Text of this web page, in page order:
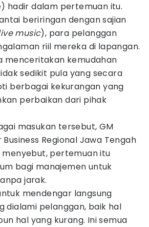
hadir dalam pertemuan itu.
beriringan dengan sajian
music), para pelanggan
riil mereka di lapangan.
menceritakan kemudahan
sedikit pula yang secara
berbagai kekurangan yang
perbaikan dari pihak
masukan tersebut, GM
Regional Jawa Tengah
menyebut, pertemuan itu
bagi manajemen untuk
jarak.
mendengar langsung
dialami pelanggan, baik hal
hal yang kurang. Ini semua